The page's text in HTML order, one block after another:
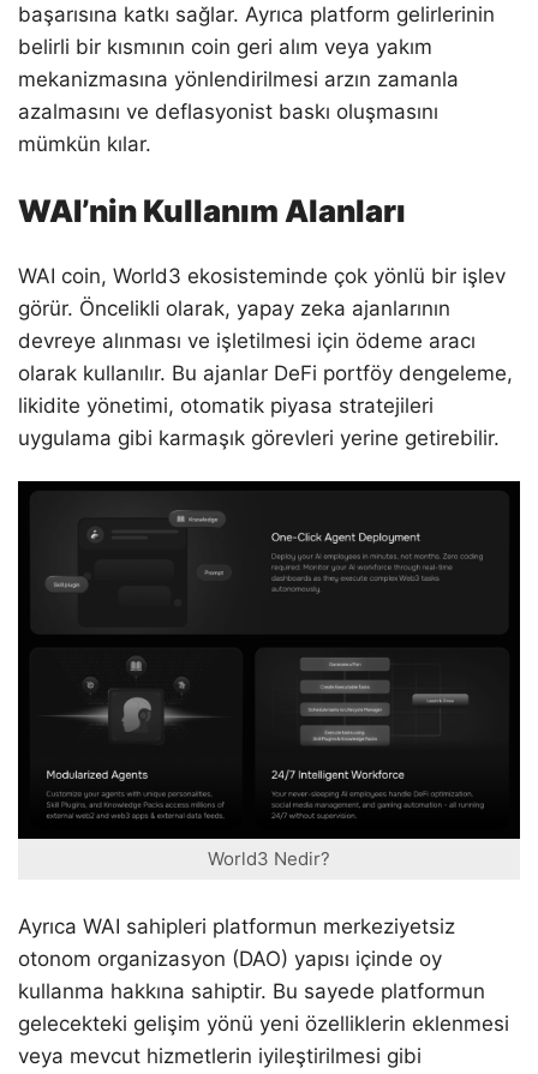
başarısına katkı sağlar. Ayrıca platform gelirlerinin
belirli bir kısmının coin geri alım veya yakım
mekanizmasına yönlendirilmesi arzın zamanla
azalmasını ve deflasyonist baskı oluşmasını
mümkün kılar.
WAI’nin Kullanım Alanları
WAI coin, World3 ekosisteminde çok yönlü bir işlev
görür. Öncelikli olarak, yapay zeka ajanlarının
devreye alınması ve işletilmesi için ödeme aracı
olarak kullanılır. Bu ajanlar DeFi portföy dengeleme,
likidite yönetimi, otomatik piyasa stratejileri
uygulama gibi karmaşık görevleri yerine getirebilir.
World3 Nedir?
Ayrıca WAI sahipleri platformun merkeziyetsiz
otonom organizasyon (DAO) yapısı içinde oy
kullanma hakkına sahiptir. Bu sayede platformun
gelecekteki gelişim yönü yeni özelliklerin eklenmesi
veya mevcut hizmetlerin iyileştirilmesi gibi